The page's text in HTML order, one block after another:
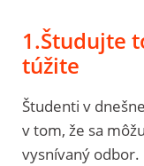
1.Študujte
túžite
Študenti v
v tom, že sa
vysnívaný odbor.